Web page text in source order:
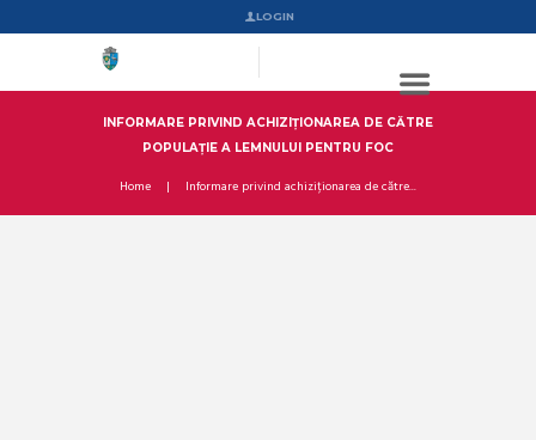
LOGIN
INFORMARE PRIVIND ACHIZIȚIONAREA DE CĂTRE
POPULAȚIE A LEMNULUI PENTRU FOC
Home Informare privind achiziționarea de către...